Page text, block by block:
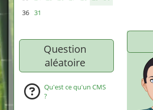
36 31
Question
aléatoire
Qu'est ce qu'un CMS
?